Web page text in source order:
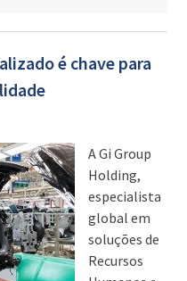
é chave para
A Gi Group
Holding,
especialista
global em
soluções de
Recursos